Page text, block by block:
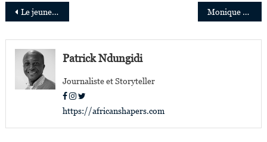
Navigation
de
l’article
Le jeune Chef Congolais Michée Kalengay Kabuima,27 ans,rejoint le service « Catering » de Qatar Airways Monique Gieskes, CEO de « Plantations et Huileries du Congo », primée pour son leadership transformationnel
Patrick Ndungidi
Journaliste et Storyteller
https://africanshapers.com